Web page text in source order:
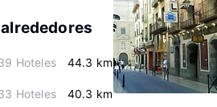
Hoteles 44.3 km
Hoteles 40.3 km